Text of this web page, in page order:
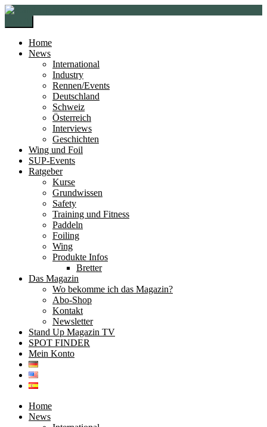
Zur
Navigation
springen
Zum
springen
Home
News
International
Industry
Rennen/Events
Deutschland
Schweiz
Österreich
Interviews
Geschichten
Wing und Foil
SUP-Events
Ratgeber
Kurse
Grundwissen
Safety
Training und Fitness
Paddeln
Foiling
Wing
Produkte Infos
Bretter
Das Magazin
Wo bekomme ich das Magazin?
Abo-Shop
Kontakt
Newsletter
Stand Up Magazin TV
SPOT FINDER
Mein Konto
Home
News